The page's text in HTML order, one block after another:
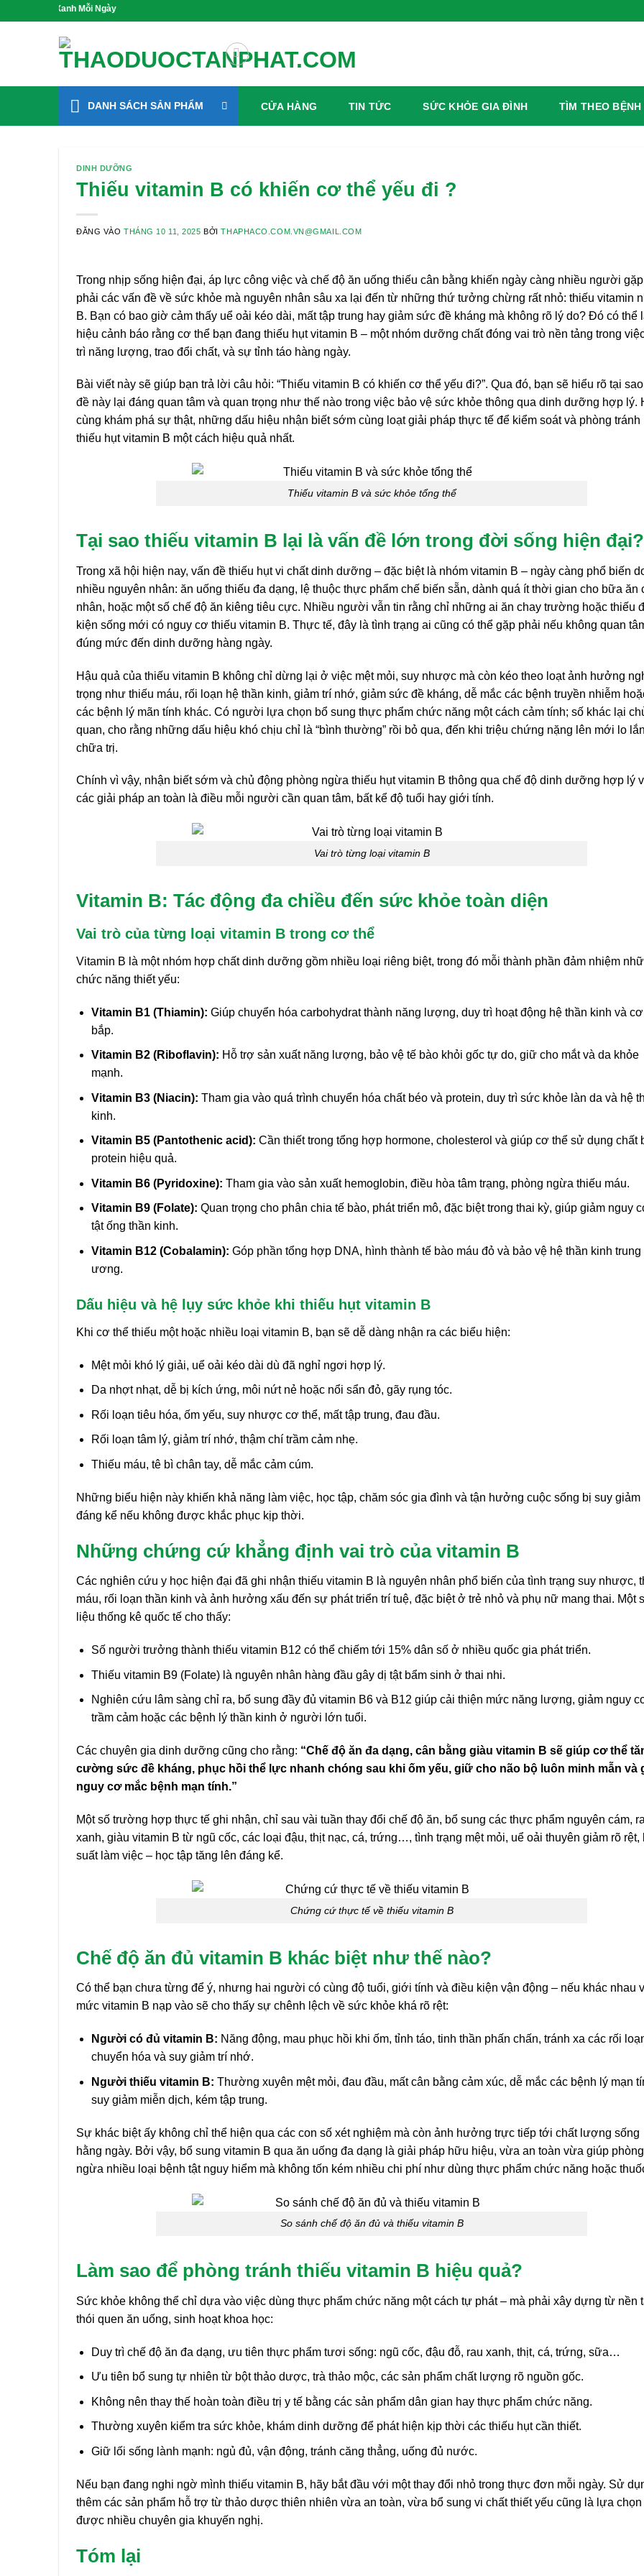
Xanh Mỗi Ngày
DANH SÁCH SẢN PHẨM CỬA HÀNG TIN TỨC SỨC KHỎE GIA ĐÌNH TÌM THEO BỆNH
DINH DƯỠNG
Thiếu vitamin B có khiến cơ thể yếu đi ?
ĐĂNG VÀOTHÁNG 10 11, 2025 BỞITHAPHACO.COM.VN@GMAIL.COM
Trong nhịp sống hiện đại, áp lực công việc và chế độ ăn uống thiếu cân bằng khiến ngày càng nhiều người gặp
phải các vấn đề về sức khỏe mà nguyên nhân sâu xa lại đến từ những thứ tưởng chừng rất nhỏ: thiếu vitamin
B. Bạn có bao giờ cảm thấy uể oải kéo dài, mất tập trung hay giảm sức đề kháng mà không rõ lý do? Đó có thể
hiệu cảnh báo rằng cơ thể bạn đang thiếu hụt vitamin B – một nhóm dưỡng chất đóng vai trò nền tảng trong
trì năng lượng, trao đổi chất, và sự tỉnh táo hàng ngày.
Bài viết này sẽ giúp bạn trả lời câu hỏi: “Thiếu vitamin B có khiến cơ thể yếu đi?”. Qua đó, bạn sẽ hiểu rõ tại
đề này lại đáng quan tâm và quan trọng như thế nào trong việc bảo vệ sức khỏe thông qua dinh dưỡng hợp lý.
cùng khám phá sự thật, những dấu hiệu nhận biết sớm cùng loạt giải pháp thực tế để kiểm soát và phòng tránh
thiếu hụt vitamin B một cách hiệu quả nhất.
Thiếu vitamin B và sức khỏe tổng thể
Tại sao thiếu vitamin B lại là vấn đề lớn trong đời sống hiện đại?
Trong xã hội hiện nay, vấn đề thiếu hụt vi chất dinh dưỡng – đặc biệt là nhóm vitamin B – ngày càng phổ biến
nhiều nguyên nhân: ăn uống thiếu đa dạng, lệ thuộc thực phẩm chế biến sẵn, dành quá ít thời gian cho bữa ăn
nhân, hoặc một số chế độ ăn kiêng tiêu cực. Nhiều người vẫn tin rằng chỉ những ai ăn chay trường hoặc thiếu
kiện sống mới có nguy cơ thiếu vitamin B. Thực tế, đây là tình trạng ai cũng có thể gặp phải nếu không quan
đúng mức đến dinh dưỡng hàng ngày.
Hậu quả của thiếu vitamin B không chỉ dừng lại ở việc mệt mỏi, suy nhược mà còn kéo theo loạt ảnh hưởng
trọng như thiếu máu, rối loạn hệ thần kinh, giảm trí nhớ, giảm sức đề kháng, dễ mắc các bệnh truyền nhiễm
các bệnh lý mãn tính khác. Có người lựa chọn bổ sung thực phẩm chức năng một cách cảm tính; số khác lại
quan, cho rằng những dấu hiệu khó chịu chỉ là “bình thường” rồi bỏ qua, đến khi triệu chứng nặng lên mới lo
chữa trị.
Chính vì vậy, nhận biết sớm và chủ động phòng ngừa thiếu hụt vitamin B thông qua chế độ dinh dưỡng hợp lý
các giải pháp an toàn là điều mỗi người cần quan tâm, bất kể độ tuổi hay giới tính.
Vai trò từng loại vitamin B
Vitamin B: Tác động đa chiều đến sức khỏe toàn diện
Vai trò của từng loại vitamin B trong cơ thể
Vitamin B là một nhóm hợp chất dinh dưỡng gồm nhiều loại riêng biệt, trong đó mỗi thành phần đảm nhiệm
chức năng thiết yếu:
Vitamin B1 (Thiamin): Giúp chuyển hóa carbohydrat thành năng lượng, duy trì hoạt động hệ thần kinh và cơ
bắp.
Vitamin B2 (Riboflavin): Hỗ trợ sản xuất năng lượng, bảo vệ tế bào khỏi gốc tự do, giữ cho mắt và da khỏe
mạnh.
Vitamin B3 (Niacin): Tham gia vào quá trình chuyển hóa chất béo và protein, duy trì sức khỏe làn da và hệ
kinh.
Vitamin B5 (Pantothenic acid): Cần thiết trong tổng hợp hormone, cholesterol và giúp cơ thể sử dụng chất
protein hiệu quả.
Vitamin B6 (Pyridoxine): Tham gia vào sản xuất hemoglobin, điều hòa tâm trạng, phòng ngừa thiếu máu.
Vitamin B9 (Folate): Quan trọng cho phân chia tế bào, phát triển mô, đặc biệt trong thai kỳ, giúp giảm nguy
tật ống thần kinh.
Vitamin B12 (Cobalamin): Góp phần tổng hợp DNA, hình thành tế bào máu đỏ và bảo vệ hệ thần kinh trung
ương.
Dấu hiệu và hệ lụy sức khỏe khi thiếu hụt vitamin B
Khi cơ thể thiếu một hoặc nhiều loại vitamin B, bạn sẽ dễ dàng nhận ra các biểu hiện:
Mệt mỏi khó lý giải, uể oải kéo dài dù đã nghỉ ngơi hợp lý.
Da nhợt nhạt, dễ bị kích ứng, môi nứt nẻ hoặc nổi sẩn đỏ, gãy rụng tóc.
Rối loạn tiêu hóa, ốm yếu, suy nhược cơ thể, mất tập trung, đau đầu.
Rối loạn tâm lý, giảm trí nhớ, thậm chí trầm cảm nhẹ.
Thiếu máu, tê bì chân tay, dễ mắc cảm cúm.
Những biểu hiện này khiến khả năng làm việc, học tập, chăm sóc gia đình và tận hưởng cuộc sống bị suy giảm
đáng kể nếu không được khắc phục kịp thời.
Những chứng cứ khẳng định vai trò của vitamin B
Các nghiên cứu y học hiện đại đã ghi nhận thiếu vitamin B là nguyên nhân phổ biến của tình trạng suy nhược,
máu, rối loạn thần kinh và ảnh hưởng xấu đến sự phát triển trí tuệ, đặc biệt ở trẻ nhỏ và phụ nữ mang thai. Một
liệu thống kê quốc tế cho thấy:
Số người trưởng thành thiếu vitamin B12 có thể chiếm tới 15% dân số ở nhiều quốc gia phát triển.
Thiếu vitamin B9 (Folate) là nguyên nhân hàng đầu gây dị tật bẩm sinh ở thai nhi.
Nghiên cứu lâm sàng chỉ ra, bổ sung đầy đủ vitamin B6 và B12 giúp cải thiện mức năng lượng, giảm nguy
trầm cảm hoặc các bệnh lý thần kinh ở người lớn tuổi.
Các chuyên gia dinh dưỡng cũng cho rằng: “Chế độ ăn đa dạng, cân bằng giàu vitamin B sẽ giúp cơ thể
cường sức đề kháng, phục hồi thể lực nhanh chóng sau khi ốm yếu, giữ cho não bộ luôn minh mẫn và
nguy cơ mắc bệnh mạn tính.”
Một số trường hợp thực tế ghi nhận, chỉ sau vài tuần thay đổi chế độ ăn, bổ sung các thực phẩm nguyên cám,
xanh, giàu vitamin B từ ngũ cốc, các loại đậu, thịt nạc, cá, trứng…, tình trạng mệt mỏi, uể oải thuyên giảm rõ rệt,
suất làm việc – học tập tăng lên đáng kể.
Chứng cứ thực tế về thiếu vitamin B
Chế độ ăn đủ vitamin B khác biệt như thế nào?
Có thể bạn chưa từng để ý, nhưng hai người có cùng độ tuổi, giới tính và điều kiện vận động – nếu khác nhau
mức vitamin B nạp vào sẽ cho thấy sự chênh lệch về sức khỏe khá rõ rệt:
Người có đủ vitamin B: Năng động, mau phục hồi khi ốm, tỉnh táo, tinh thần phấn chấn, tránh xa các rối
chuyển hóa và suy giảm trí nhớ.
Người thiếu vitamin B: Thường xuyên mệt mỏi, đau đầu, mất cân bằng cảm xúc, dễ mắc các bệnh lý mạn
suy giảm miễn dịch, kém tập trung.
Sự khác biệt ấy không chỉ thể hiện qua các con số xét nghiệm mà còn ảnh hưởng trực tiếp tới chất lượng sống
hằng ngày. Bởi vậy, bổ sung vitamin B qua ăn uống đa dạng là giải pháp hữu hiệu, vừa an toàn vừa giúp phòng
ngừa nhiều loại bệnh tật nguy hiểm mà không tốn kém nhiều chi phí như dùng thực phẩm chức năng hoặc
So sánh chế độ ăn đủ và thiếu vitamin B
Làm sao để phòng tránh thiếu vitamin B hiệu quả?
Sức khỏe không thể chỉ dựa vào việc dùng thực phẩm chức năng một cách tự phát – mà phải xây dựng từ nền
thói quen ăn uống, sinh hoạt khoa học:
Duy trì chế độ ăn đa dạng, ưu tiên thực phẩm tươi sống: ngũ cốc, đậu đỗ, rau xanh, thịt, cá, trứng, sữa…
Ưu tiên bổ sung tự nhiên từ bột thảo dược, trà thảo mộc, các sản phẩm chất lượng rõ nguồn gốc.
Không nên thay thế hoàn toàn điều trị y tế bằng các sản phẩm dân gian hay thực phẩm chức năng.
Thường xuyên kiểm tra sức khỏe, khám dinh dưỡng để phát hiện kịp thời các thiếu hụt cần thiết.
Giữ lối sống lành mạnh: ngủ đủ, vận động, tránh căng thẳng, uống đủ nước.
Nếu bạn đang nghi ngờ mình thiếu vitamin B, hãy bắt đầu với một thay đổi nhỏ trong thực đơn mỗi ngày. Sử
thêm các sản phẩm hỗ trợ từ thảo dược thiên nhiên vừa an toàn, vừa bổ sung vi chất thiết yếu cũng là lựa chọn
được nhiều chuyên gia khuyến nghị.
Tóm lại